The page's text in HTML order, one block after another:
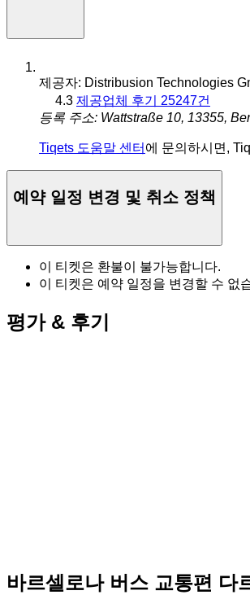
제공자: Distribusion Technologies
4.3 제공업체 후기 25247건
등록 주소: Wattstraße 10, 13355,
Tiqets 도움말 센터 에 문의하시면,
예약 일정 변경 및 취소 정책
이 티켓은 환불이 불가능합니다.
이 티켓은 예약 일정을 변경할 수 없
평가 & 후기
바르셀로나 버스 교통편 다